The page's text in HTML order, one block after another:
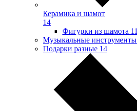
Керамика и шамот
14
Фигурки из шамота 11
Музыкальные инструменты
Подарки разные 14